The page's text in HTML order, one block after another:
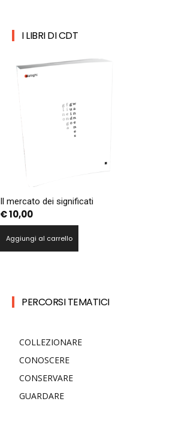
I LIBRI DI CDT
Il mercato dei significati
€10,00
Aggiungi al carrello
PERCORSI TEMATICI
COLLEZIONARE
CONOSCERE
CONSERVARE
GUARDARE